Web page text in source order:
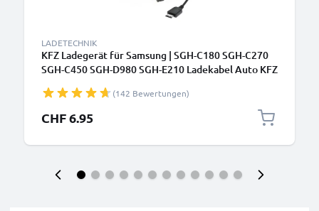
LADETECHNIK
KFZ Ladegerät für Samsung | SGH-C180 SGH-C270
SGH-C450 SGH-D980 SGH-E210 Ladekabel Auto KFZ
(142 Bewertungen)
CHF 6.95